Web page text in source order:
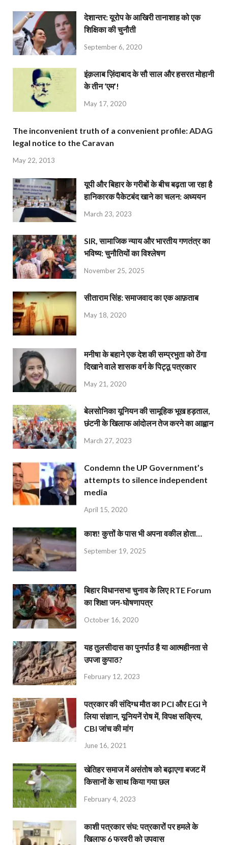
देशान्‍तर: यूरोप के आखिरी तानाशाह को एक
शिक्षिका की चुनौती
September 6, 2020
इंक़लाब ज़िंदाबाद के सौ साल और हसरत मोहानी
के तीन ‘एम’!
May 17, 2020
The inconvenient truth of a convenient profile: ADAG
legal notice to the Caravan
May 22, 2013
यूपी और बिहार के गरीबों के बीच बढ़ता जा रहा है
हानिकारक पैकेटबंद खाने का चलन: अध्ययन
March 23, 2023
SIR, सामाजिक न्याय और भारतीय गणतंत्र का
भविष्य: चुनौतियों का विश्लेषण
November 25, 2025
सीताराम सिंह: समाजवाद का एक आफ़ताब
May 18, 2020
मनीषा के बहाने एक देश की सम्प्रभुता को ठेंगा
दिखाने वाले शासक वर्ग के पिट्ठू पत्रकार
May 21, 2020
बेलसोनिका यूनियन की सामूहिक भूख हड़ताल,
छंटनी के खिलाफ आंदोलन तेज करने का आह्वान
March 27, 2023
Condemn the UP Government’s
attempts to silence independent
media
April 15, 2020
काश! कुत्तों के पास भी अपना वकील होता…
September 19, 2025
बिहार विधानसभा चुनाव के लिए RTE Forum
का शिक्षा जन-घोषणापत्र
October 16, 2020
यह तुलसीदास का पुनर्पाठ है या आत्महीनता से
उपजा कुपाठ?
February 12, 2023
पत्रकार की संदिग्ध मौत का PCI और EGI ने
लिया संज्ञान, यूनियनें रोष में, विपक्ष सक्रिय,
CBI जांच की मांग
June 16, 2021
खेतिहर समाज में असंतोष को बढ़ाएगा बजट में
किसानों के साथ किया गया छल
February 4, 2023
काशी पत्रकार संघ: पत्रकारों पर हमले के
खिलाफ 6 फरवरी को उपवास